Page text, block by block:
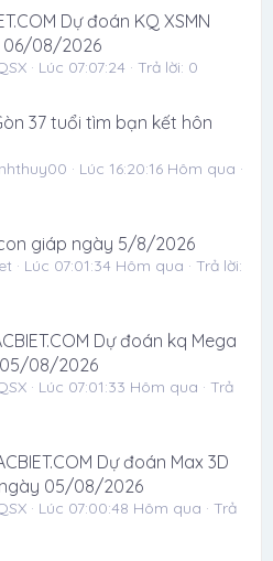
Dự đoán KQ XSMN
06/08/2026
Lúc 07:07:24
Trả lời: 0
37 tuổi tìm bạn kết hôn
Lúc 16:20:16 Hôm qua
giáp ngày 5/8/2026
Lúc 07:01:34 Hôm qua
Trả lời:
Dự đoán kq Mega
08/2026
Lúc 07:01:33 Hôm qua
Trả
Dự đoán Max 3D
05/08/2026
Lúc 07:00:48 Hôm qua
Trả